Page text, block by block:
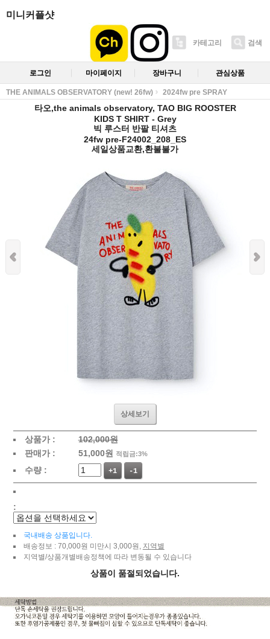
미니커플샷
카테고리 검색
로그인 마이페이지 장바구니 관심상품
THE ANIMALS OBSERVATORY (new! 26fw) 2024fw pre SPRAY
타오,the animals observatory, TAO BIG ROOSTER
KIDS T SHIRT - Grey
빅 루스터 반팔 티셔츠
24fw pre-F24002_208_ES
세일상품교환,환불불가
상세보기
상품가 :
102,000원
판매가 :
51,000원 적립금:3%
수량 : +1 -1
:
국내배송 상품입니다.
배송정보 : 70,000원 미만시 3,000원, 지역별
지역별/상품개별배송정책에 따라 변동될 수 있습니다
상품이 품절되었습니다.